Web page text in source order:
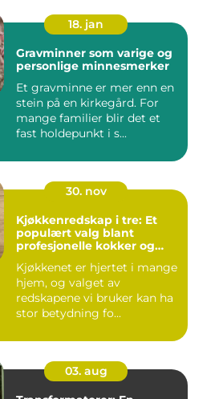
18. jan
Gravminner som varige og
personlige minnesmerker
Et gravminne er mer enn en
stein på en kirkegård. For
mange familier blir det et
fast holdepunkt i s...
30. nov
Kjøkkenredskap i tre: Et
populært valg blant
profesjonelle kokker og
Kjøkkenet er hjertet i mange
hjem, og valget av
redskapene vi bruker kan ha
stor betydning fo...
03. aug